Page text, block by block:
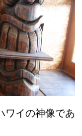
ワイの神像であ